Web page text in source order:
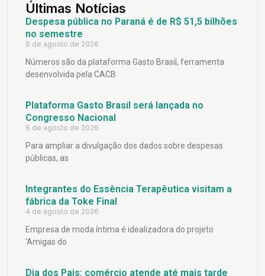
Últimas Notícias
Despesa pública no Paraná é de R$ 51,5 bilhões
no semestre
6 de agosto de 2026
Números são da plataforma Gasto Brasil, ferramenta
desenvolvida pela CACB
Plataforma Gasto Brasil será lançada no
Congresso Nacional
6 de agosto de 2026
Para ampliar a divulgação dos dados sobre despesas
públicas, as
Integrantes do Essência Terapêutica visitam a
fábrica da Toke Final
4 de agosto de 2026
Empresa de moda íntima é idealizadora do projeto
‘Amigas do
Dia dos Pais: comércio atende até mais tarde